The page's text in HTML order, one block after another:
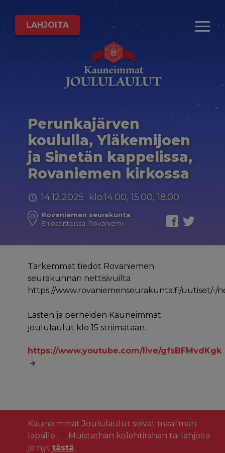
LAHJOITA
Perunkajärven
koululla, Yläkemijoen
ja Sinetän kappelissa,
Rovaniemen kirkossa
14.12.2025 klo:14.00, 15.00, 18.00
Rovaniemen seurakunta
Eri osoitteissa, Rovaniemi
Tarkemmat tiedot Rovaniemen
seurakunnan nettisivuilta
https://www.rovaniemenseurakunta.fi/uutiset/-/
Lasten ja perheiden Kauneimmat
joululaulut klo 15 striimataan.
https://www.youtube.com/live/gfsBFMvdKgk
Kauneimmat Joululaulut soivat maailman
lapsille
Muistathan kolehtirahan tai lahjoita
jo nyt tästä.